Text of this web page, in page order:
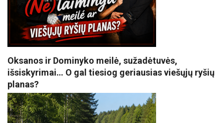
Oksanos ir Dominyko meilė, sužadėtuvės,
išsiskyrimai… O gal tiesiog geriausias viešųjų ryšių
planas?